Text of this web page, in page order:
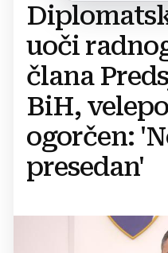
uoči
člana
BiH,
ogorčen:
presedan'